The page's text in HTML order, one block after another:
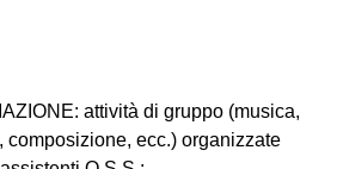
attività di gruppo (musica,
composizione, ecc.) organizzate